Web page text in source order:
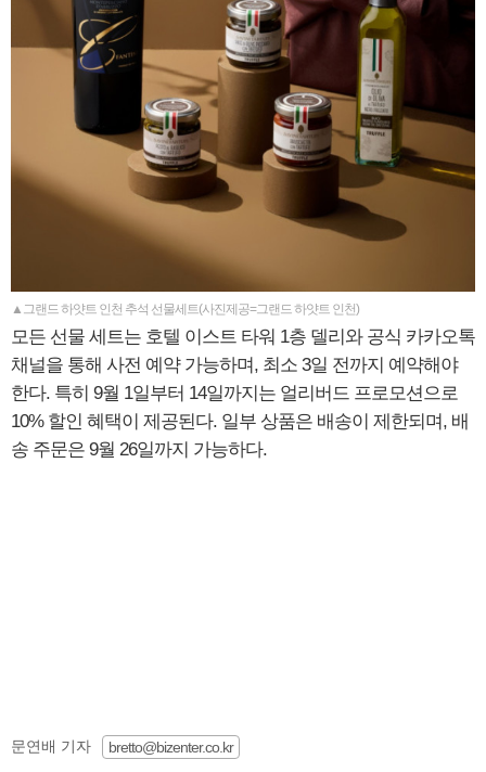
▲그랜드 하얏트 인천 추석 선물세트(사진제공=그랜드 하얏트 인천)
모든 선물 세트는 호텔 이스트 타워 1층 델리와 공식 카카오톡
채널을 통해 사전 예약 가능하며, 최소 3일 전까지 예약해야
한다. 특히 9월 1일부터 14일까지는 얼리버드 프로모션으로
10% 할인 혜택이 제공된다. 일부 상품은 배송이 제한되며, 배
송 주문은 9월 26일까지 가능하다.
문연배 기자
bretto@bizenter.co.kr